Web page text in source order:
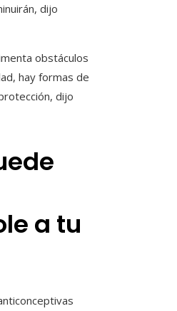
dijo
obstáculos
hay formas de
dijo
a tu